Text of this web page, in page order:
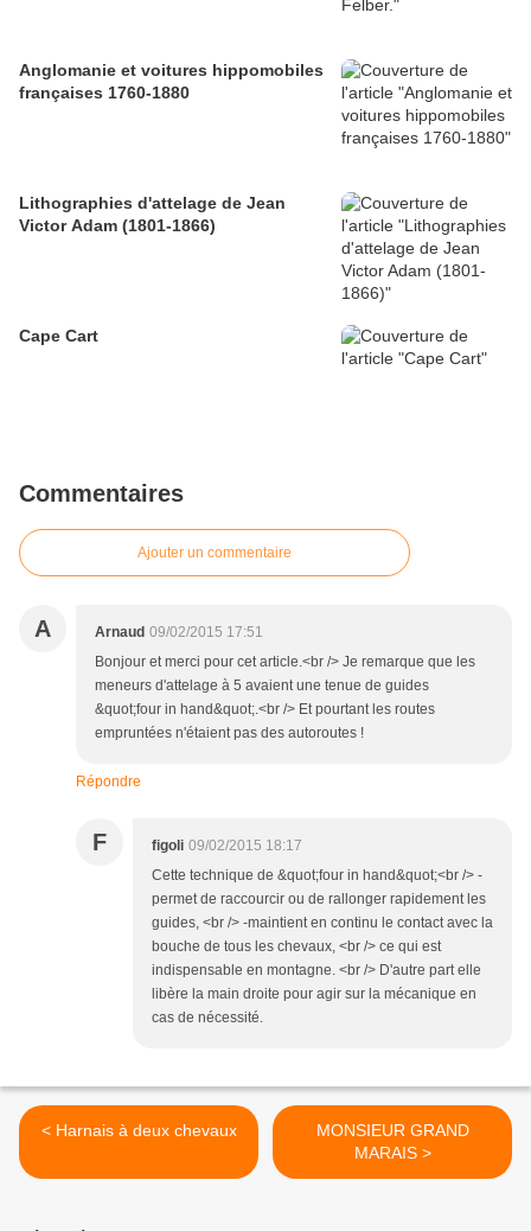
Anglomanie et voitures hippomobiles
françaises 1760-1880
Lithographies d'attelage de Jean
Victor Adam (1801-1866)
Cape Cart
Commentaires
Ajouter un commentaire
A Arnaud 09/02/2015 17:51
Bonjour et merci pour cet article.<br /> Je remarque que les
meneurs d'attelage à 5 avaient une tenue de guides
&quot;four in hand&quot;.<br /> Et pourtant les routes
empruntées n'étaient pas des autoroutes !
Répondre
F figoli 09/02/2015 18:17
Cette technique de &quot;four in hand&quot;<br /> -
permet de raccourcir ou de rallonger rapidement les
guides, <br /> -maintient en continu le contact avec la
bouche de tous les chevaux, <br /> ce qui est
indispensable en montagne. <br /> D'autre part elle
libère la main droite pour agir sur la mécanique en
cas de nécessité.
< Harnais à deux chevaux
MONSIEUR GRAND
MARAIS >